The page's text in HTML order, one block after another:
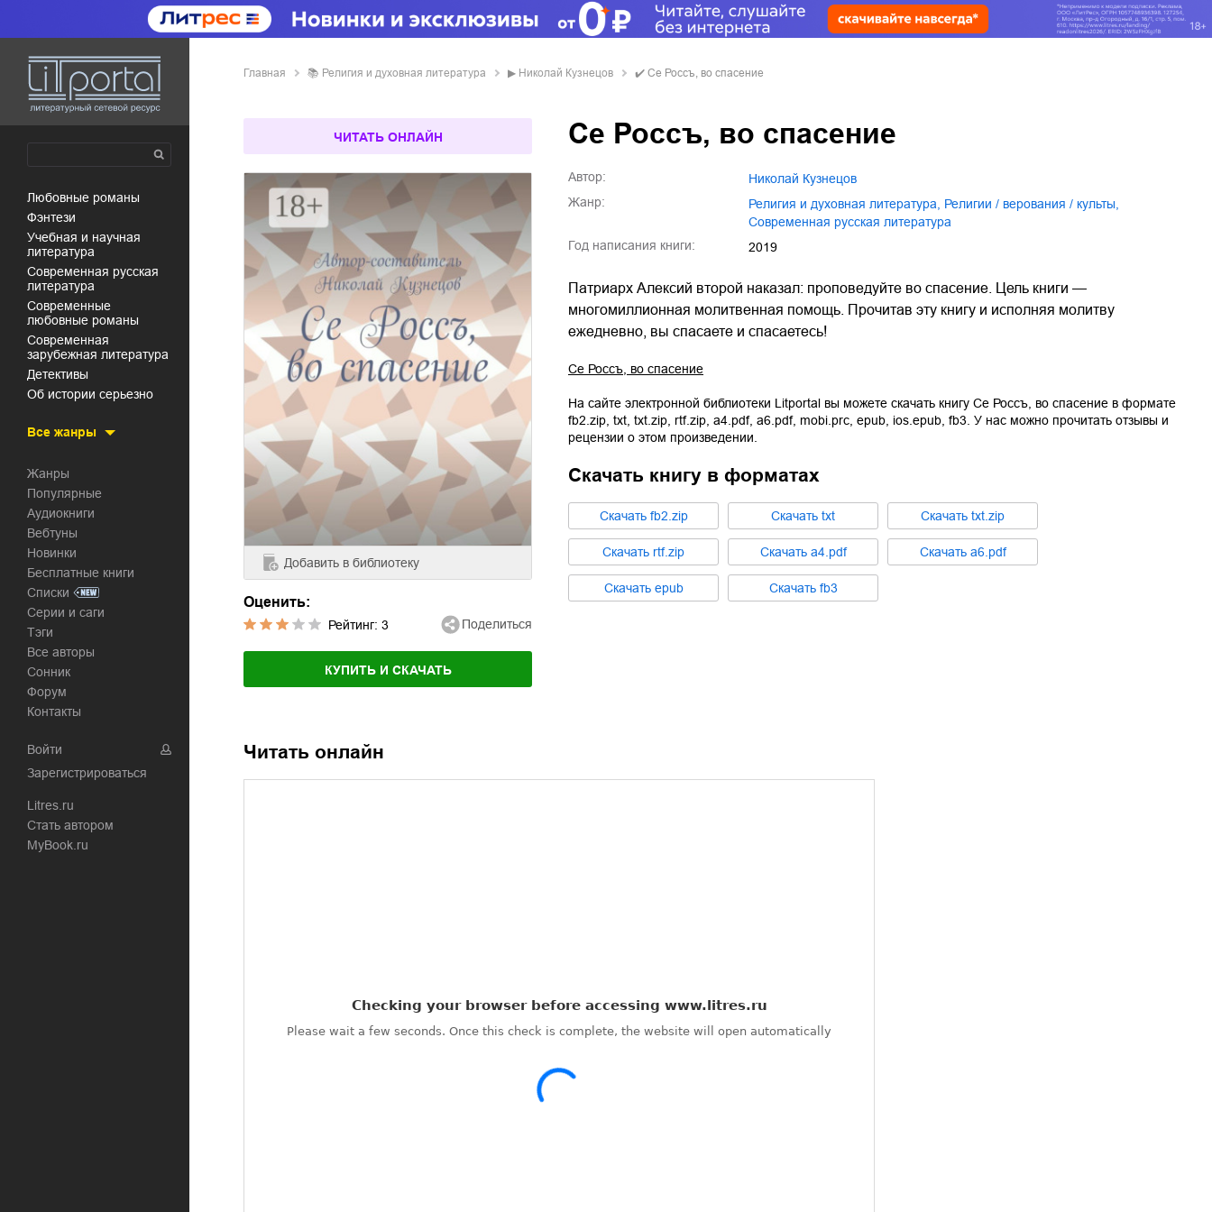
любовные романы
фэнтези
учебная и научная
литература
современная русская
литература
современные
любовные романы
современная
зарубежная литература
детективы
об истории серьезно
Все жанры
Жанры
Популярные
Аудиокниги
Вебтуны
Новинки
Бесплатные книги
Списки
Серии и саги
Тэги
Все авторы
Сонник
Форум
Контакты
Войти
Зарегистрироваться
Litres.ru
Стать автором
MyBook.ru
Главная 📚 религия и духовная литература ▶ Николай Кузнецов ✔️ Се Россъ, во спасение
ЧИТАТЬ ОНЛАЙН
Добавить в библиотеку
Оценить:
Рейтинг: 3 Поделиться
КУПИТЬ И СКАЧАТЬ
Се Россъ, во спасение
Автор:
Николай Кузнецов
Жанр:
религия и духовная литература религии / верования / культы
современная русская литература
Год написания книги:
2019
Патриарх Алексий второй наказал: проповедуйте во спасение. Цель книги —
многомиллионная молитвенная помощь. Прочитав эту книгу и исполняя молитву
ежедневно, вы спасаете и спасаетесь!
Се Россъ, во спасение
На сайте электронной библиотеки Litportal вы можете скачать книгу Се Россъ, во спасение в формате
fb2.zip txt txt.zip rtf.zip a4.pdf, a6.pdf, mobi.prc epub ios.epub fb3 . У нас можно прочитать отзывы и
рецензии о этом произведении.
Скачать книгу в форматах
Cкачать fb2.zip Cкачать txt Cкачать txt.zip
Cкачать rtf.zip Cкачать a4.pdf Cкачать a6.pdf
Cкачать epub Cкачать fb3
Читать онлайн